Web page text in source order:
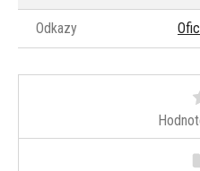
Odkazy